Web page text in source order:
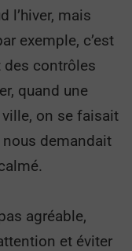
l’hiver, mais
exemple, c’est
contrôles
quand une
on se faisait
demandait
agréable,
et éviter